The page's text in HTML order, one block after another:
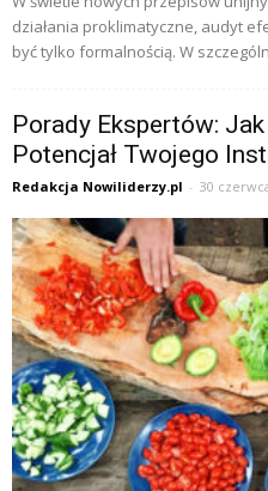
działania proklimatyczne, audyt
być tylko formalnością. W
Porady Ekspertów:
Potencjał Twojego
Redakcja Nowiliderzy.pl - 30